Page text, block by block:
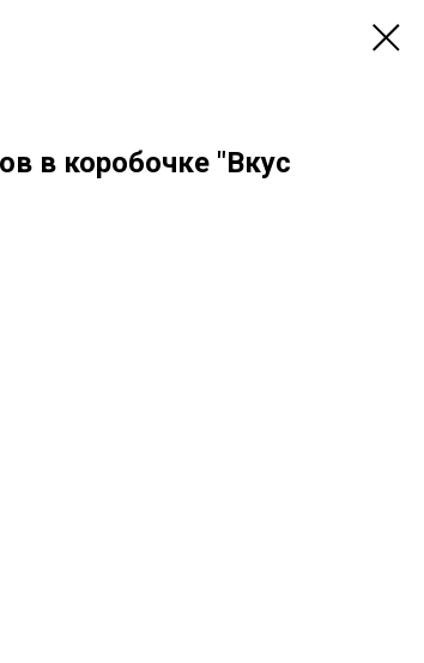
в коробочке "Вкус